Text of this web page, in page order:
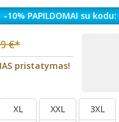
-10% PAPILDOMAI su kodu:
€*
pristatymas!
XL XXL 3XL